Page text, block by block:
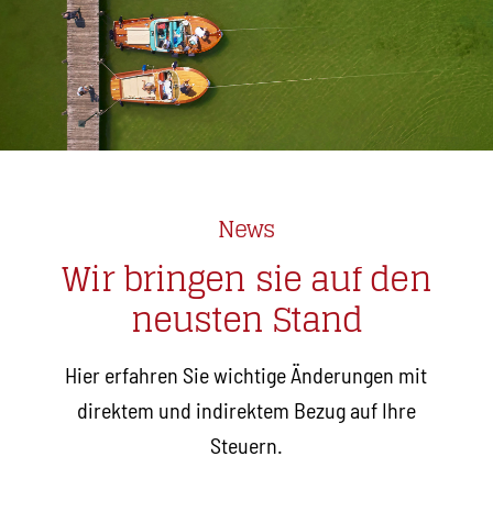
News
Wir bringen sie auf den
neusten Stand
Hier erfahren Sie wichtige Änderungen mit
direktem und indirektem Bezug auf Ihre
Steuern.